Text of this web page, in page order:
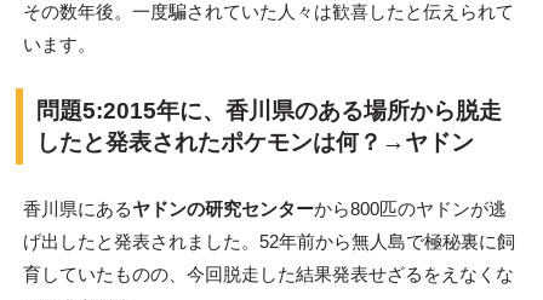
その数年後。一度騙されていた人々は歓喜したと伝えられて
います。
問題5:2015年に、香川県のある場所から脱走
したと発表されたポケモンは何？→ヤドン
香川県にあるヤドンの研究センターから800匹のヤドンが逃
げ出したと発表されました。52年前から無人島で極秘裏に飼
育していたものの、今回脱走した結果発表せざるをえなくな